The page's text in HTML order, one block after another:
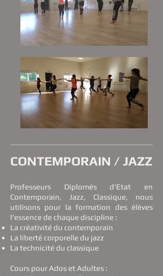
CONTEMPORAIN / JAZZ
Professeurs Diplomés d'Etat en
Contemporain, Jazz, Classique, nous
utilisons pour la formation des élèves
l'essence de chaque discipline :
La créativité du contemporain
La liberté corporelle du jazz
La technicité du classique
Cours pour Ados et Adultes :